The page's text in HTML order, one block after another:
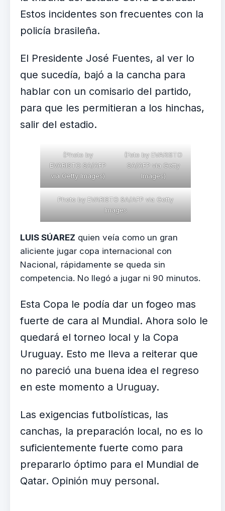
Estos incidentes son frecuentes con la
policía brasileña.
El Presidente José Fuentes, al ver lo
que sucedía, bajó a la cancha para
hablar con un comisario del partido,
para que les permitieran a los hinchas,
salir del estadio.
(Photo by
EVARISTO SA/AFP
via Getty Images)
(Foto by EVARISTO
SA/AFP via Getty
Images)
Photo by EVARISTO SA/AFP via Getty
Images
LUIS SÚAREZ quien veía como un gran
aliciente jugar copa internacional con
Nacional, rápidamente se queda sin
competencia. No llegó a jugar ni 90 minutos.
Esta Copa le podía dar un fogeo mas
fuerte de cara al Mundial. Ahora solo le
quedará el torneo local y la Copa
Uruguay. Esto me lleva a reiterar que
no pareció una buena idea el regreso
en este momento a Uruguay.
Las exigencias futbolísticas, las
canchas, la preparación local, no es lo
suficientemente fuerte como para
prepararlo óptimo para el Mundial de
Qatar. Opinión muy personal.